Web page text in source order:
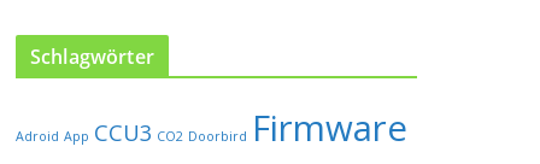
w
t
Schlagwörter
Adroid App CCU3 CO2 Doorbird Firmware